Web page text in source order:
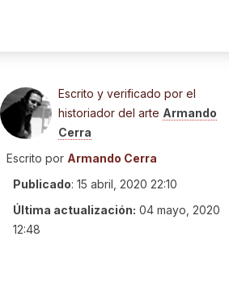
Escrito y verificado por el
historiador del arte Armando
Cerra
Escrito por Armando Cerra
Publicado: 15 abril, 2020 22:10
Última actualización: 04 mayo, 2020
12:48